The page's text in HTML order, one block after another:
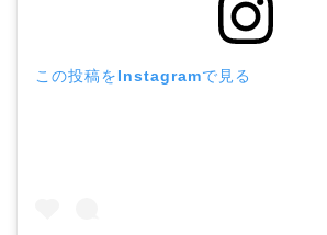
この投稿をInstagramで見る